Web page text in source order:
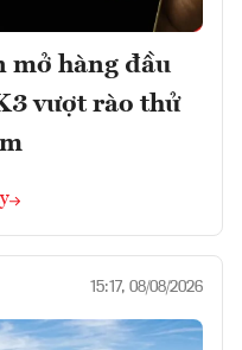
mở hàng đầu
vượt rào thử
15:17, 08/08/2026